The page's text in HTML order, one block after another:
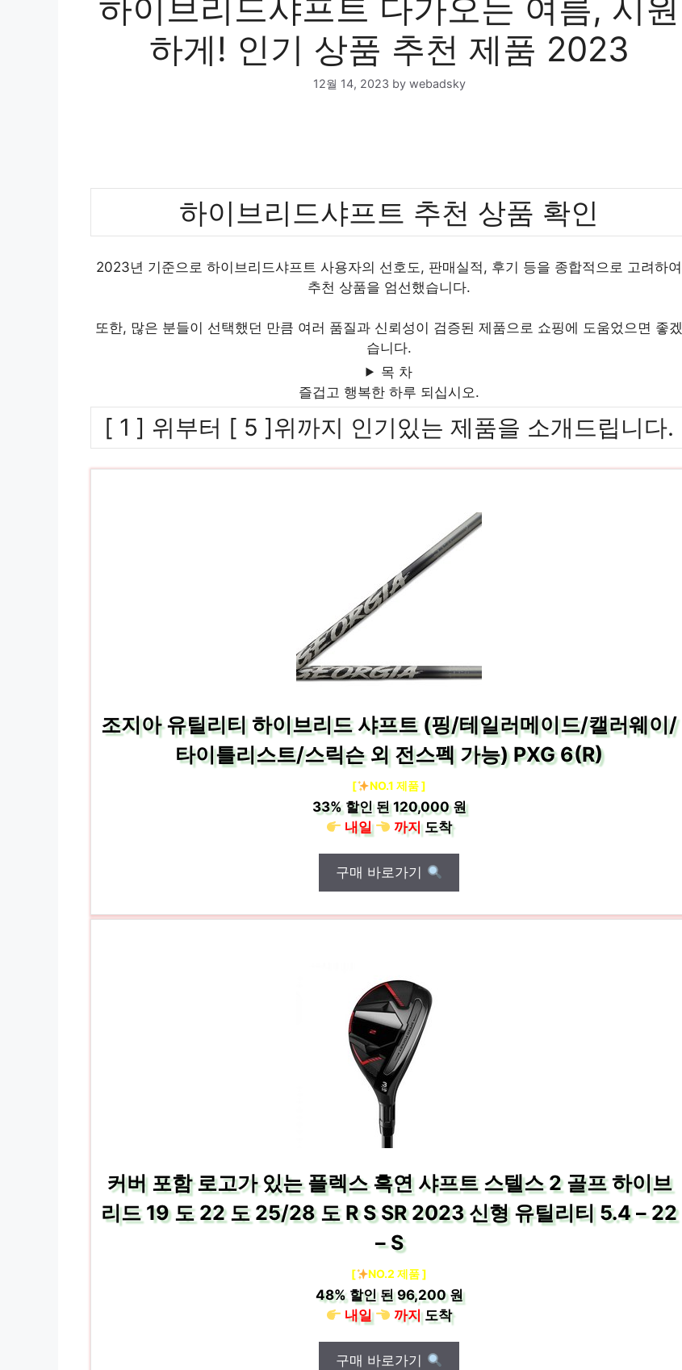
하이브리드샤프트 다가오는 여름, 시원
하게! 인기 상품 추천 제품 2023
12월 14, 2023 by webadsky
하이브리드샤프트 추천 상품 확인
2023년 기준으로 하이브리드샤프트 사용자의 선호도, 판매실적, 후기 등을 종합적으로 고려하여
추천 상품을 엄선했습니다.
또한, 많은 분들이 선택했던 만큼 여러 품질과 신뢰성이 검증된 제품으로 쇼핑에 도움었으면 좋겠
습니다.
목 차
즐겁고 행복한 하루 되십시오.
[ 1 ] 위부터 [ 5 ]위까지 인기있는 제품을 소개드립니다.
조지아 유틸리티 하이브리드 샤프트 (핑/테일러메이드/캘러웨이/
타이틀리스트/스릭슨 외 전스펙 가능) PXG 6(R)
[ NO.1 제품 ]
33%할인 된120,000 원
내일
까지도착
구매 바로가기
커버 포함 로고가 있는 플렉스 흑연 샤프트 스텔스 2 골프 하이브
리드 19 도 22 도 25/28 도 R S SR 2023 신형 유틸리티 5.4 – 22
– S
[ NO.2 제품 ]
48%할인 된96,200 원
내일
까지도착
구매 바로가기